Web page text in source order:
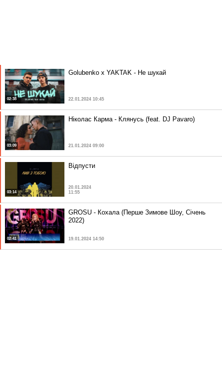
02:38
Golubenko x YAKTAK - Не шукай
22.01.2024 10:45
03:09
Ніколас Карма - Клянусь (feat. DJ Pavaro)
21.01.2024 09:00
03:14
Відпусти
20.01.2024
11:55
02:41
GROSU - Кохала (Перше Зимове Шоу, Січень
2022)
19.01.2024 14:50